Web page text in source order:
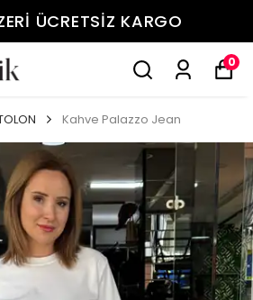
ÜCRETSİZ KARGO
0
Kahve Palazzo Jean